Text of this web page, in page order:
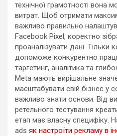
технічної грамотності вона
витрат. Щоб отримати
важливо правильно
Facebook Pixel, коректно
проаналізувати дані. Тільки
допоможе конкурентно
таргетинг, аналітика та
Meta мають вирішальне
масштабувати свій бізнес у
важливо знати основи. Від
ретельного тестування
етап має власну специфіку.
ads як настроїти рекламу в